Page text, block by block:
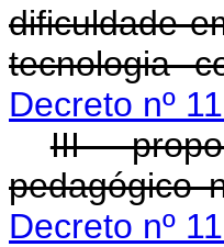
dificuldade
tecnologia
Decreto nº
III -
pedagógico
Decreto nº